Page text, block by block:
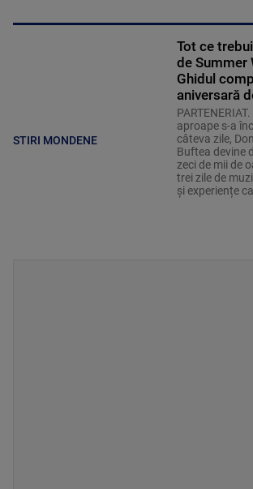
STIRI MONDENE
Tot ce
de Summer
Ghidul
aniversară
aproape s-a
câteva zile,
Buftea devine
zeci de mii de
trei zile de
și experiențe